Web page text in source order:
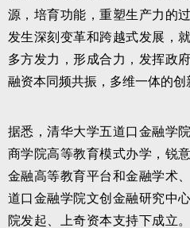
源，培育功能，重塑生产力的
发生深刻变革和跨越式发展，
多方发力，形成合力，发挥政
融资本同频共振，多维一体的创
据悉，清华大学五道口金融学
商学院高等教育模式办学，锐
金融高等教育平台和金融学术
道口金融学院文创金融研究中
院发起、上奇资本支持下成立